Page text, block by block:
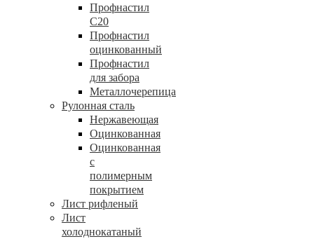
Профнастил
С20
Профнастил
оцинкованный
Профнастил
для забора
Металлочерепица
Рулонная сталь
Нержавеющая
Оцинкованная
Оцинкованная
с
полимерным
покрытием
Лист рифленый
Лист
холоднокатаный